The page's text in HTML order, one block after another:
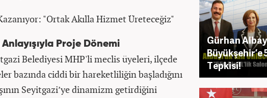
"Ortak Akılla Hizmet Üreteceğiz"
Proje Dönemi
Belediyesi MHP'li meclis üyeleri, ilçede
bazında ciddi bir hareketliliğin başladığını
Seyitgazi’ye dinamizm getirdiğini
Gürhan
Büyükşehir’e
Tepkisi!